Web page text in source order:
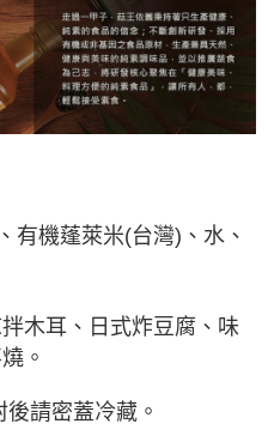
有機蓬萊米(台灣)、水、
木耳、日式炸豆腐、味
。
請密蓋冷藏。